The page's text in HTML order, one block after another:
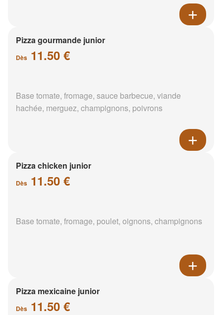
Pizza gourmande junior
Dès 11.50 €
Base tomate, fromage, sauce barbecue, viande
hachée, merguez, champignons, poivrons
Pizza chicken junior
Dès 11.50 €
Base tomate, fromage, poulet, oignons, champignons
Pizza mexicaine junior
Dès 11.50 €